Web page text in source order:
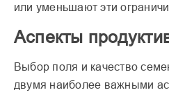
или уменьшают эти
Аспекты
Выбор поля и качество
двумя наиболее важными